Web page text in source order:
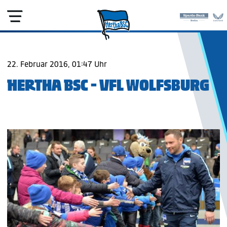
22. Februar 2016, 01:47 Uhr
HERTHA BSC - VFL WOLFSBURG